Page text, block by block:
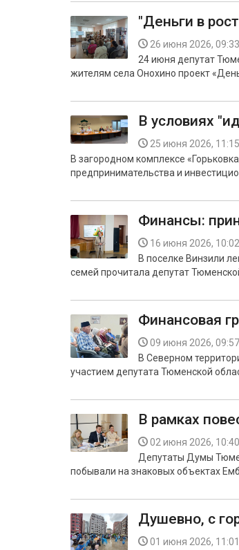
"Деньги в
26 июня 2026, 09:33
24 июня депутат
жителям села Онохино проект
В условиях
25 июня 2026, 11:15
В загородном комплексе
предпринимательства и
Финансы:
16 июня 2026, 10:02
В поселке Винзили
семей прочитала депутат
Финансовая
09 июня 2026, 09:57
В Северном
участием депутата Тюменской
В рамках
02 июня 2026, 10:40
Депутаты Думы
побывали на знаковых объектах
Душевно, с
01 июня 2026, 11:01